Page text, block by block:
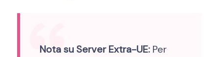
Nota su Server Extra-UE: Per